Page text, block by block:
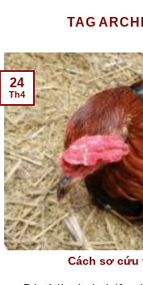
TAG
Cách sơ cứu
24
Th4